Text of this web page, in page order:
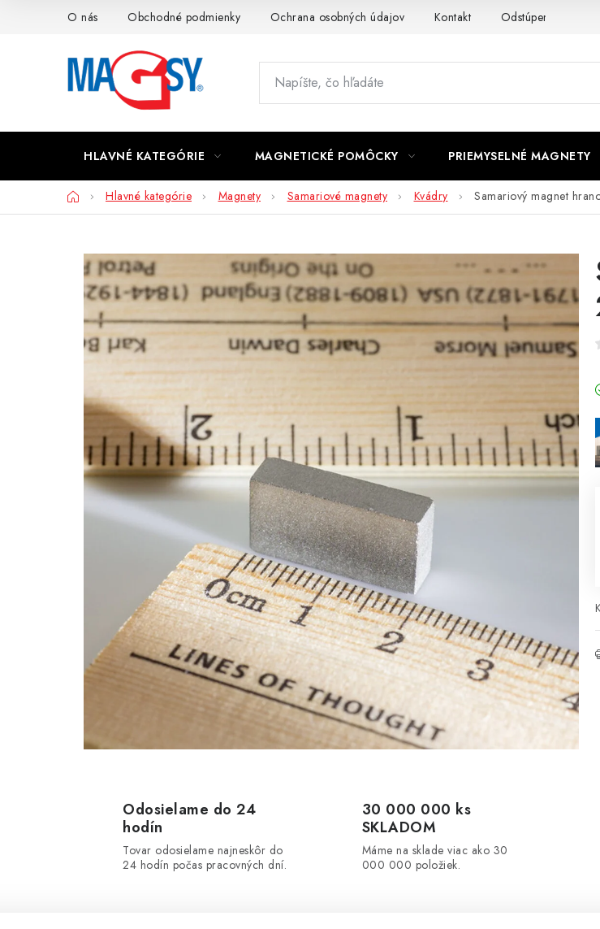
O nás Obchodné podmienky Ochrana osobných údajov Kontakt Odstúpenie od
HLAVNÉ KATEGÓRIE MAGNETICKÉ POMÔCKY PRIEMYSELNÉ MAGNETY
DomovHlavné kategórie Magnety Samariové magnety Kvádry Samariový magnet
Odosielame do 24
hodín
Tovar odosielame najneskôr do
24 hodín počas pracovných dní.
30 000 000 ks
SKLADOM
Máme na sklade viac ako 30
000 000 položiek.